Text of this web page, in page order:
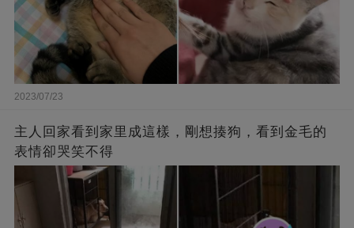
2023/07/23
主人回家看到家里成這樣，剛想揍狗，看到金毛的
表情卻哭笑不得